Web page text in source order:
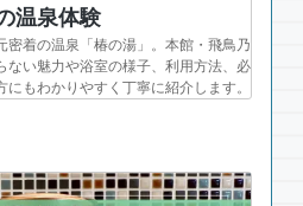
温泉体験
密着の温泉「椿の湯」。本館・飛鳥乃
ない魅力や浴室の様子、利用方法、必
もわかりやすく丁寧に紹介します。